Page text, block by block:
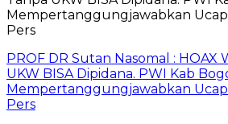
PROF DR Sutan Nasomal : HOAX
UKW BISA Dipidana. PWI Kab
Mempertanggungjawabkan
Pers